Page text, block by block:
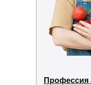
Профессия
ОБРАТНЫЙ ЗВОНОК